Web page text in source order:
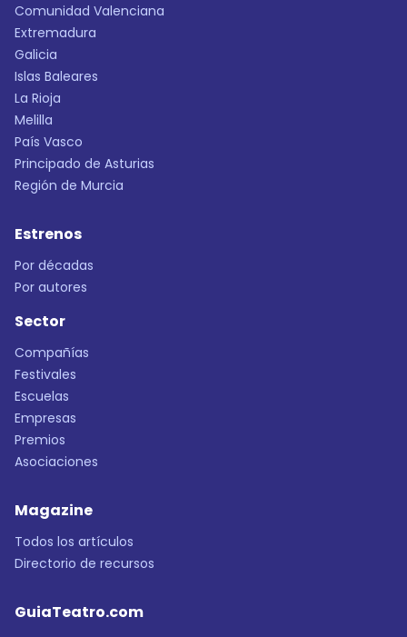
Comunidad Valenciana
Extremadura
Galicia
Islas Baleares
La Rioja
Melilla
País Vasco
Principado de Asturias
Región de Murcia
Estrenos
Por décadas
Por autores
Sector
Compañías
Festivales
Escuelas
Empresas
Premios
Asociaciones
Magazine
Todos los artículos
Directorio de recursos
GuiaTeatro.com